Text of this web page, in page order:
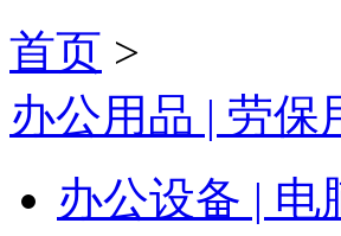
首页 >
办公用品 | 劳保
办公设备 | 电